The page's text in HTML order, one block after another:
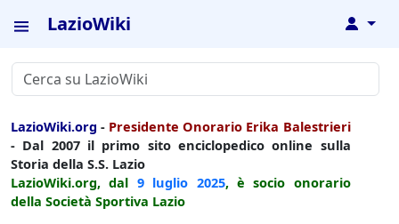
LazioWiki ↓
LazioWiki.org - Presidente Onorario Erika Balestrieri
- Dal 2007 il primo sito enciclopedico online sulla
Storia della S.S. Lazio
LazioWiki.org, dal 9 luglio 2025, è socio onorario
della Società Sportiva Lazio